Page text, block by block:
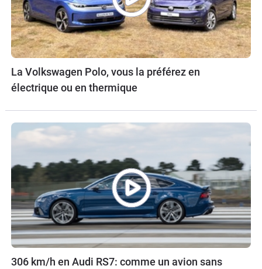
La Volkswagen Polo, vous la préférez en
électrique ou en thermique
306 km/h en Audi RS7: comme un avion sans